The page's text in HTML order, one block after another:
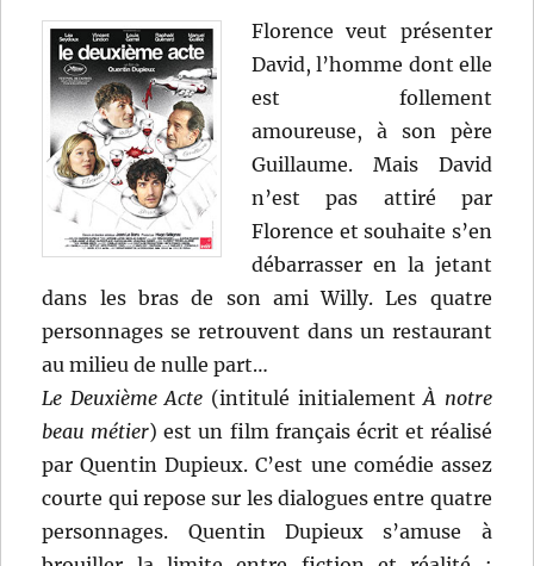
Florence veut présenter
David, l’homme dont elle
est follement
amoureuse, à son père
Guillaume. Mais David
n’est pas attiré par
Florence et souhaite s’en
débarrasser en la jetant
dans les bras de son ami Willy. Les quatre
personnages se retrouvent dans un restaurant
au milieu de nulle part…
Le Deuxième Acte (intitulé initialementÀ notre
beau métier) est un film français écrit et réalisé
par Quentin Dupieux. C’est une comédie assez
courte qui repose sur les dialogues entre quatre
personnages. Quentin Dupieux s’amuse à